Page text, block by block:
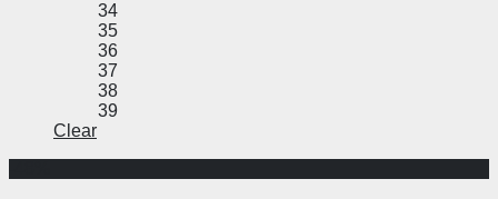
34
35
36
37
38
39
Clear